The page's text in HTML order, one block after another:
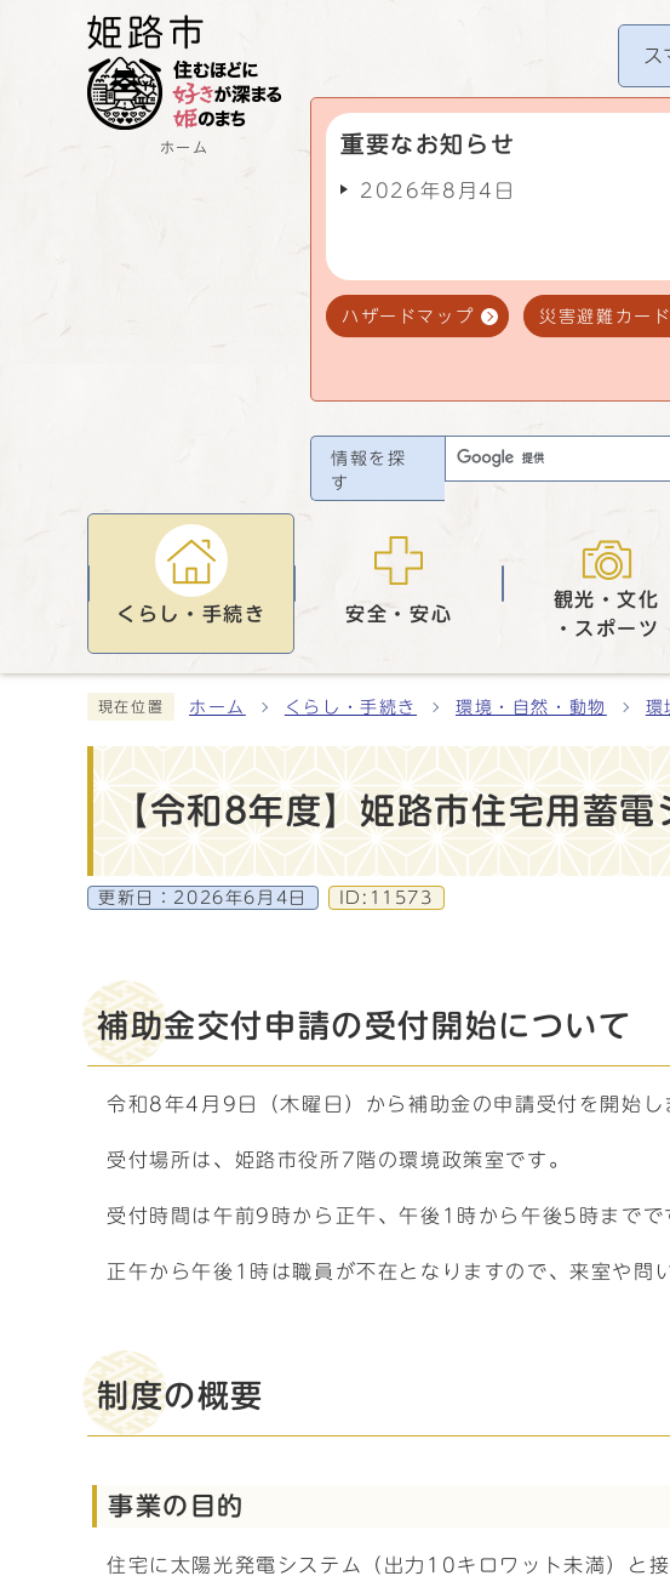
ホーム
ス
重要なお知らせ
2026年8月4日
ハザードマップ 災害避難カー
情報を探
す
くらし・手続き 安全・安心
観光・文化
・スポーツ
現在位置 ホーム くらし・手続き 環境・自然・動物 環
【令和8年度】姫路市住宅用蓄電
更新日： 2026年6月4日 ID:11573
補助金交付申請の受付開始について
令和8年4月9日（木曜日）から補助金の申請受付を開始し
受付場所は、姫路市役所7階の環境政策室です。
受付時間は午前9時から正午、午後1時から午後5時までで
正午から午後1時は職員が不在となりますので、来室や問
制度の概要
事業の目的
住宅に太陽光発電システム（出力10キロワット未満）と